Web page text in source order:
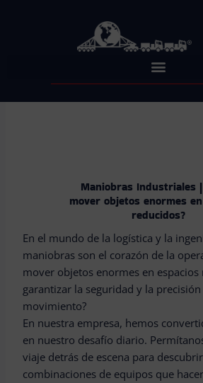
Maniobras Industriales |
mover objetos enormes
reducidos?
En el mundo de la logística y la
maniobras son el corazón de la
mover objetos enormes en espacios
garantizar la seguridad y la precisión
movimiento?
En nuestra empresa, hemos
en nuestro desafío diario.
viaje detrás de escena para
combinaciones de equipos que